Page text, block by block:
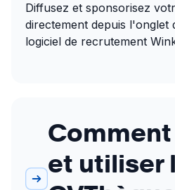
Diffusez et sponsorisez
directement depuis l'onglet
logiciel de recrutement
et utiliser